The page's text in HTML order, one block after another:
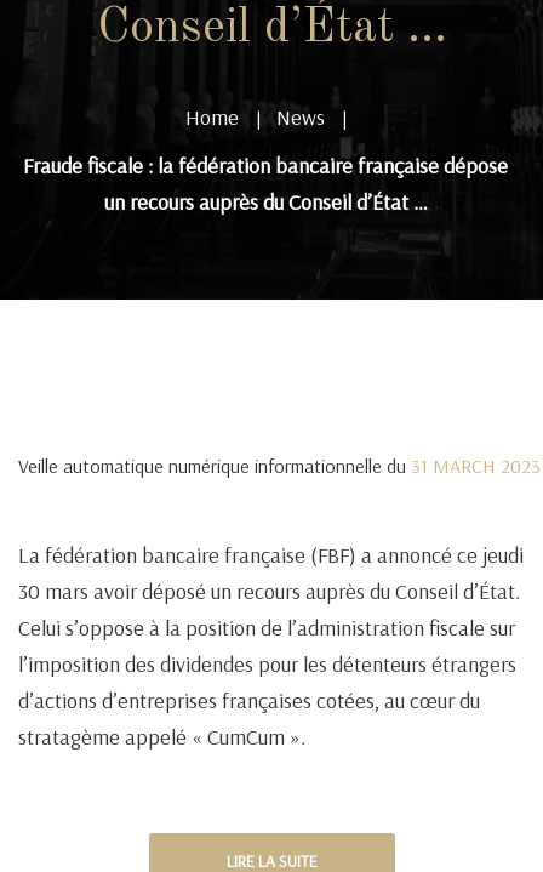
Conseil d’État …
Home | News |
Fraude fiscale : la fédération bancaire française dépose
un recours auprès du Conseil d’État …
Veille automatique numérique informationnelle du 31 MARCH 2023
La fédération bancaire française (FBF) a annoncé ce jeudi
30 mars avoir déposé un recours auprès du Conseil d’État.
Celui s’oppose à la position de l’administration fiscale sur
l’imposition des dividendes pour les détenteurs étrangers
d’actions d’entreprises françaises cotées, au cœur du
stratagème appelé « CumCum ».
LIRE LA SUITE